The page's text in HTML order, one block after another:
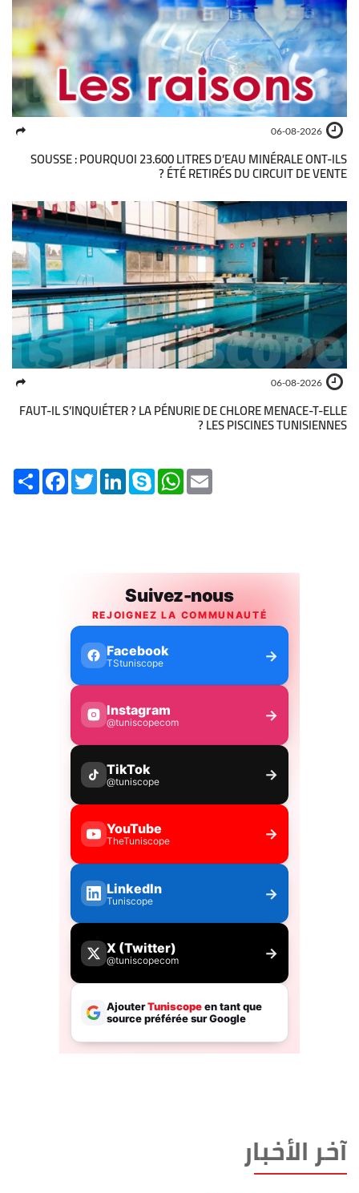
06-08-2026
SOUSSE : POURQUOI 23.600 LITRES D’EAU MINÉRALE ONT-ILS
ÉTÉ RETIRÉS DU CIRCUIT DE VENTE ?
06-08-2026
FAUT-IL S’INQUIÉTER ? LA PÉNURIE DE CHLORE MENACE-T-ELLE
LES PISCINES TUNISIENNES ?
Share FacebookTwitterLinkedInSkype WhatsApp
آخر الأخبار